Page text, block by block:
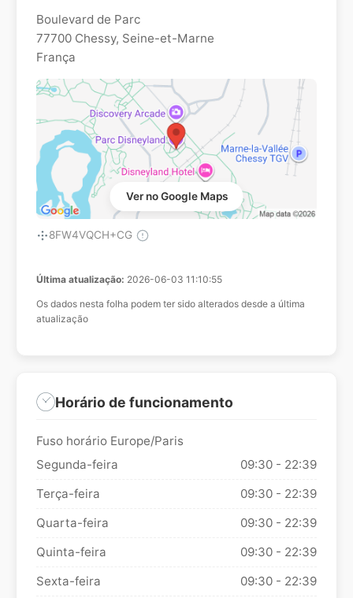
Boulevard de Parc
77700 Chessy, Seine-et-Marne
França
Ver no Google Maps
8FW4VQCH+CG
Última atualização: 2026-06-03 11:10:55
Os dados nesta folha podem ter sido alterados desde a última
atualização
Horário de funcionamento
Fuso horário Europe/Paris
Segunda-feira
09:30 - 22:39
Terça-feira
09:30 - 22:39
Quarta-feira
09:30 - 22:39
Quinta-feira
09:30 - 22:39
Sexta-feira
09:30 - 22:39